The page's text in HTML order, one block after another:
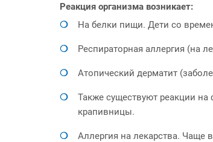
Реакция организма возникает:
На белки пищи. Дети со
Респираторная аллергия (на
Атопический дерматит
Также существуют реакции на
крапивницы.
Аллергия на лекарства. Чаще